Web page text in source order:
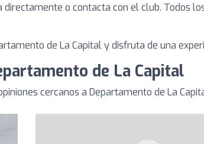
o contacta con el club. Todos
de La Capital y disfruta de una
de La Capital
cercanos a Departamento de La